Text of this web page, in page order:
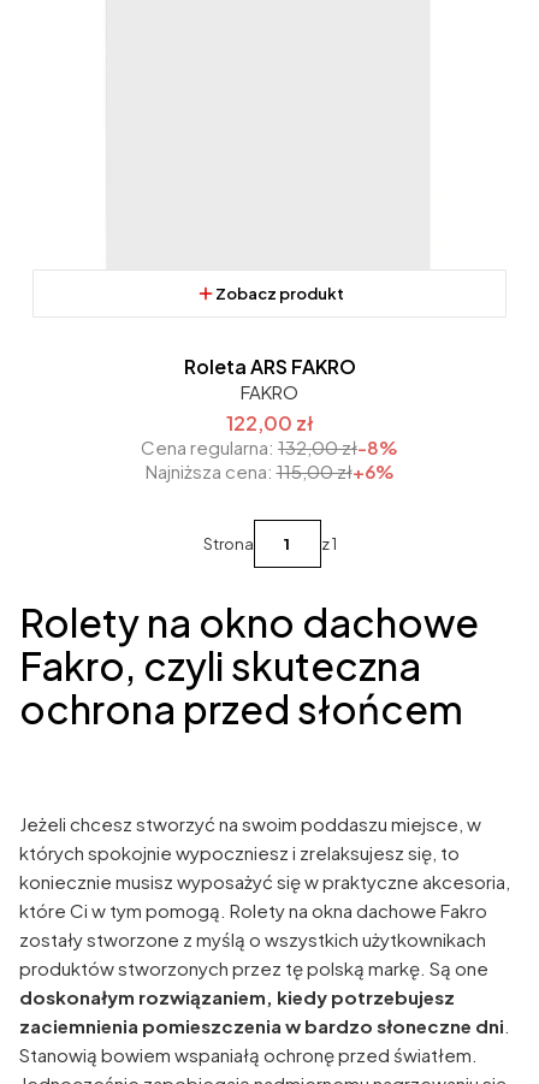
Zobacz produkt
Roleta ARS FAKRO
FAKRO
122,00 zł
Cena regularna: 132,00 zł-8%
Najniższa cena: 115,00 zł+6%
Strona z 1
Rolety na okno dachowe
Fakro, czyli skuteczna
ochrona przed słońcem
Jeżeli chcesz stworzyć na swoim poddaszu miejsce, w
których spokojnie wypoczniesz i zrelaksujesz się, to
koniecznie musisz wyposażyć się w praktyczne akcesoria,
które Ci w tym pomogą. Rolety na okna dachowe Fakro
zostały stworzone z myślą o wszystkich użytkownikach
produktów stworzonych przez tę polską markę. Są one
doskonałym rozwiązaniem, kiedy potrzebujesz
zaciemnienia pomieszczenia w bardzo słoneczne dni
Stanowią bowiem wspaniałą ochronę przed światłem.